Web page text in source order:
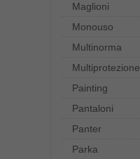
Maglioni
Monouso
Multinorma
Multiprotezione
Painting
Pantaloni
Panter
Parka